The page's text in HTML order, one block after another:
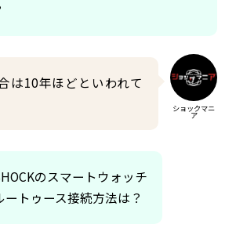
ショックマニ
ア
は10年ほどといわれて
のスマートウォッチ
ートゥース接続方法は？